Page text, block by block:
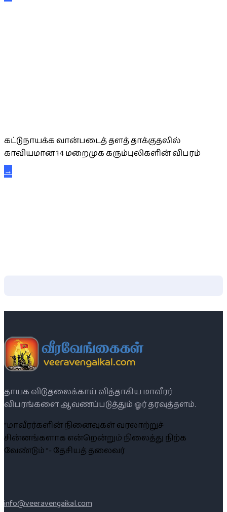
கட்டுநாயக்க வான்படைத் தளத் தாக்குதலில்
காவியமான 14 மறைமுக கரும்புலிகளின் விபரம்
→
தாயக விடுதலைக்காய் வித்தாகிய மாவீரர்
விபரங்களை ஆவணப்படுத்தும் ஓர் தரவுத்தளம்.
“மாவீரர்களின் நினைவுகள் வரலாற்றுச்
சின்னங்களாக என்றென்றும் நிலைத்து நிற்க
வேண்டும் ”- தேசியத் தலைவர்
info@veeravengaikal.com